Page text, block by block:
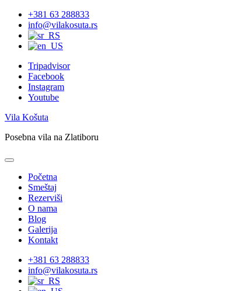
Skip
content
+381 63 288833
info@vilakosuta.rs
Tripadvisor
Facebook
Instagram
Youtube
Vila Košuta
Posebna vila na Zlatiboru
Početna
Smeštaj
Rezerviši
O nama
Blog
Galerija
Kontakt
+381 63 288833
info@vilakosuta.rs